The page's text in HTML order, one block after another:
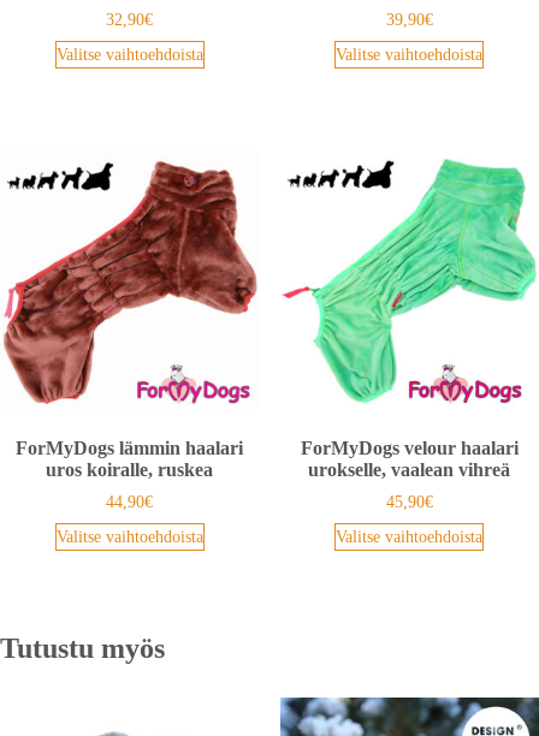
32,90€
Valitse vaihtoehdoista
39,90€
Valitse vaihtoehdoista
ForMyDogs lämmin haalari
uros koiralle, ruskea
44,90€
Valitse vaihtoehdoista
ForMyDogs velour haalari
urokselle, vaalean vihreä
45,90€
Valitse vaihtoehdoista
Tutustu myös